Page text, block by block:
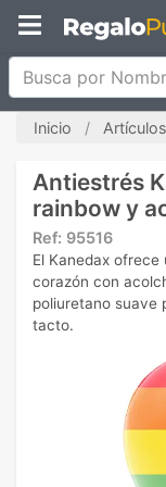
Busca por
Inicio
Antiestrés
rainbow y
Ref: 95516
El Kanedax
corazón con
poliuretano suave
tacto.